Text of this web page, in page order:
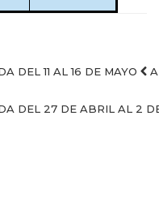
DEL 11 AL 16 DE MAYO
DEL 27 DE ABRIL AL 2